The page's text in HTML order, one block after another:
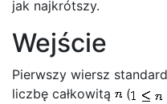
jak najkrótszy.
Wejście
Pierwszy wiersz
liczbę całkowitą
(